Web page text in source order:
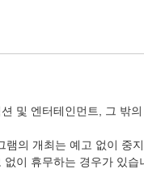
및 엔터테인먼트, 그 밖
램의 개최는 예고 없이 중
이 휴무하는 경우가 있습